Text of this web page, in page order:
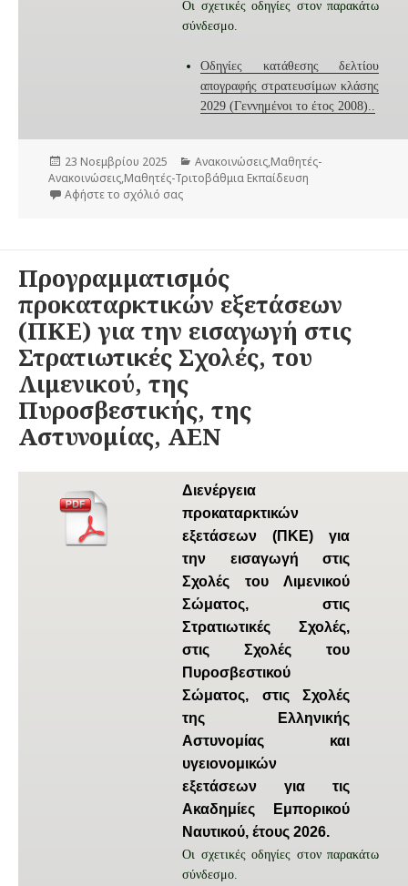
Οι σχετικές οδηγίες στον παρακάτω
σύνδεσμο.
Οδηγίες κατάθεσης δελτίου
απογραφής στρατευσίμων κλάσης
2029 (Γεννημένοι το έτος 2008)..
Δ
η
μ
ύ
τ
η
κ
ε
τ
ν
23 Νοεμβρίου 2025
Κ
α
ί
ε
ς
Ανακοινώσεις,Μαθητές-
Ανακοινώσεις,Μαθητές-Τριτοβάθμια Εκπαίδευση
Αφήστε το σχόλιό σαςστο Πρόσκληση Στρατευσίμων Κλάσης
Προγραμματισμός
προκαταρκτικών εξετάσεων
(ΠΚΕ) για την εισαγωγή στις
Στρατιωτικές Σχολές, του
Λιμενικού, της
Πυροσβεστικής, της
Αστυνομίας, ΑΕΝ
Διενέργεια
προκαταρκτικών
εξετάσεων (ΠΚΕ) για
την εισαγωγή στις
Σχολές του Λιμενικού
Σώματος, στις
Στρατιωτικές Σχολές,
στις Σχολές του
Πυροσβεστικού
Σώματος, στις Σχολές
της Ελληνικής
Αστυνομίας και
υγειονομικών
εξετάσεων για τις
Ακαδημίες Εμπορικού
Ναυτικού, έτους 2026.
Οι σχετικές οδηγίες στον παρακάτω
σύνδεσμο.